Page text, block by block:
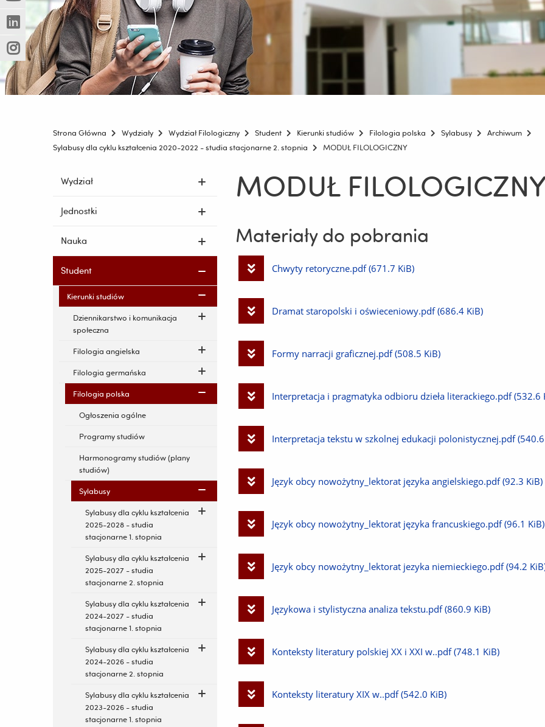
innej
strony)
okno)
do
innej
strony)
(Nowe
okno)
(Link
do
innej
strony)
(Nowe
okno)
(Link
do
innej
strony)
Strona Główna Wydziały Wydział Filologiczny Student Kierunki studiów Filologia polska Sylabusy
Archiwum
Sylabusy dla cyklu kształcenia 2020-2022 - studia stacjonarne 2. stopnia
MODUŁ FILOLOGICZNY
Pomiń
i
przejdź
treści
Wydział
Jednostki
Nauka
Student
Kierunki studiów
Dziennikarstwo i komunikacja
społeczna
Filologia angielska
Filologia germańska
Filologia polska
Ogłoszenia ogólne
Programy studiów
Harmonogramy studiów (plany
studiów)
Sylabusy
Sylabusy dla cyklu kształcenia
2025-2028 - studia
stacjonarne 1. stopnia
Sylabusy dla cyklu kształcenia
2025-2027 - studia
stacjonarne 2. stopnia
Sylabusy dla cyklu kształcenia
2024-2027 - studia
stacjonarne 1. stopnia
Sylabusy dla cyklu kształcenia
2024-2026 - studia
stacjonarne 2. stopnia
Sylabusy dla cyklu kształcenia
2023-2026 - studia
stacjonarne 1. stopnia
MODUŁ
Materiały do pobrania
Pobierz
Chwyty retoryczne.pdf (671.7 KiB)
Pobierz
Dramat staropolski i oświeceniowy.pdf (686.4 KiB)
Pobierz
Formy narracji graficznej.pdf (508.5 KiB)
Pobierz
Interpretacja i pragmatyka odbioru dzieła literackiego.pdf (532.6
Pobierz
Interpretacja tekstu w szkolnej edukacji polonistycznej.pdf
Pobierz
Język obcy nowożytny_lektorat języka angielskiego.pdf (92.3 KiB)
Pobierz
Język obcy nowożytny_lektorat języka francuskiego.pdf (96.1 KiB)
Pobierz
Język obcy nowożytny_lektorat jezyka niemieckiego.pdf (94.2
Pobierz
Językowa i stylistyczna analiza tekstu.pdf (860.9 KiB)
Pobierz
Konteksty literatury polskiej XX i XXI w..pdf (748.1 KiB)
Pobierz
Konteksty literatury XIX w..pdf (542.0 KiB)